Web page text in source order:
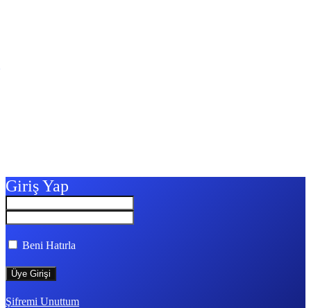
Giriş Yap
Beni Hatırla
Şifremi Unuttum